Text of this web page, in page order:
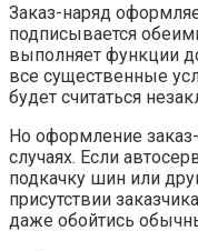
Заказ-наряд
подписывается
выполняет функции
все существенные
будет считаться
Но оформление
случаях. Если
подкачку шин или
присутствии
даже обойтись